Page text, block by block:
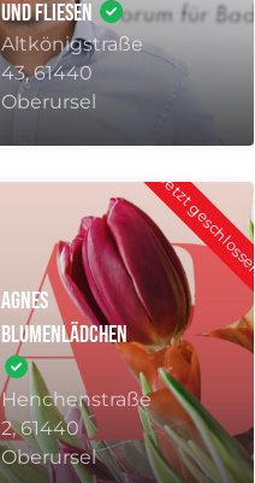
Altkönigstraße
43, 61440
Oberursel
Jetzt geschlossen
Agnes
Blumenlädchen
Henchenstraße
2, 61440
Oberursel